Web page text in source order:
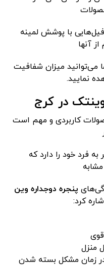
با پوشش لمینه
میزان شفافیت
نمایید.
در کرج
کاربردی و مهم است
فرد خود را دارد که
پنجره دوجداره وین
کرد:
منزل
در زمان مشکل بسته شدن